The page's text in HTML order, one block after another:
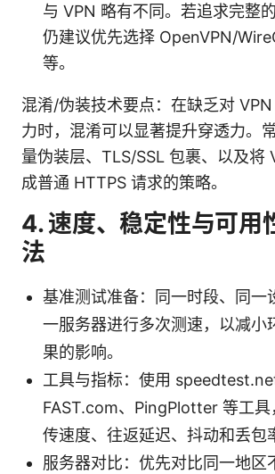
与 VPN 略有不同。若追求完整
仍建议优先选择 OpenVPN/
等。
混淆/伪装技术要点：在缺乏对
力时，混淆可以显著提升穿透力。
量伪装层、TLS/SSL 包裹、以及将
成普通 HTTPS 请求的策略。
4. 速度、稳定性与可用
法
基准测试准备：同一时段、同一
一服务器进行多次测速，以减小
果的影响。
工具与指标：使用 speedtest.net
FAST.com、PingPlotter 等工具
传速度、往返延迟、抖动和丢包
服务器对比：优先对比同一地区